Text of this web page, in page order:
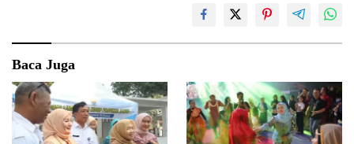
Baca Juga